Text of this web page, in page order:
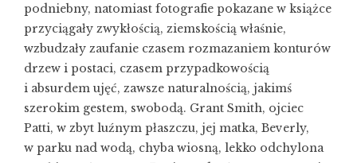
podniebny, natomiast fotografie pokazane w książce
przyciągały zwykłością, ziemskością właśnie,
wzbudzały zaufanie czasem rozmazaniem konturów
drzew i postaci, czasem przypadkowością
i absurdem ujęć, zawsze naturalnością, jakimś
szerokim gestem, swobodą. Grant Smith, ojciec
Patti, w zbyt luźnym płaszczu, jej matka, Beverly,
w parku nad wodą, chyba wiosną, lekko odchylona